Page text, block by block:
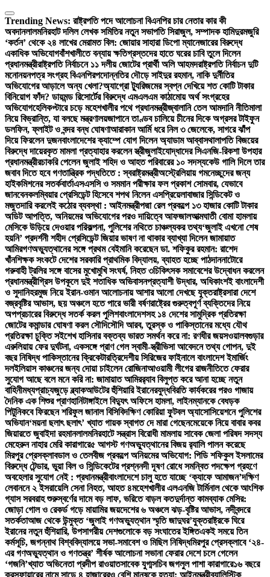
Skip
to
content
Trending News: রাষ্ট্রপতি পদে আলোচনা বিএনপির চার নেতার কার কী
অবদানলালমনিরহাট দলিল লেখক সমিতির নতুন সভাপতি সিরাজুল, সম্পাদক হামিদুরমজুরি
‘কর্তন’ থেকে ২৪ লাখের মেরামত বিল: জোয়ার সাহারা ডিপো ম্যানেজারের বিরুদ্ধে
একাধিক অভিযোগবাঁশখালীতে বন্যায় ক্ষতিগ্রস্তদের হাতে ঘরের চাবি তুলে দিলেন
প্রধানমন্ত্রীরাষ্ট্রপতি নির্বাচনে ১১ দলীয় জোটের প্রার্থী অলি আহমদরাষ্ট্রপতি নির্বাচন দুটি
মনোনয়নপত্র সংগ্রহ বিএনপিরপদোন্নতির দৌড়ে সাইদুর রহমান, নাকি দুর্নীতির
অভিযোগের আড়ালে অন্য খেলা?অ্যাগ্রো ট্যুরিজমের স্বপ্ন দেখিয়ে শত কোটি টাকার
বিনিয়োগ ফাঁদ? ডায়মন্ড রিসোর্টের বিরুদ্ধে এমএলএম কাঠামোয় অর্থ সংগ্রহের
অভিযোগহেলিকপ্টারে চড়ে মহেশখালীর পথে প্রধানমন্ত্রীজ্বালানি তেল আমদানি নীতিমালা
নিয়ে বিভ্রান্তি, যা বলছে মন্ত্রণালয়জাপানে তাণ্ডব চালিয়ে চীনের দিকে অগ্রসর টাইফুন
ডলফিন, ফ্লাইট ও বন্দর বন্ধ ঘোষণাআরাকান আর্মি ধরে নিল ৩ জেলেকে, সাগরে ঝাঁপ
দিয়ে ফিরলেন দুজনবাংলাদেশের ক্যাম্পে যোগ দিলেন অ্যাডাম আব্বাসথালাপতি বিজয়ের
বিরুদ্ধে দায়েরকৃত মামলা প্রত্যাহার করলেন স্ত্রীজুলাইযোদ্ধাদের সিএনজি-রিকশা উপহার
প্রধানমন্ত্রীরচাকরি পেলেন জুলাই শহিদ ও আহত পরিবারের ১০ সদস্যকেউ গালি দিলে তার
জবাব দিতে হবে গণতান্ত্রিক পদ্ধতিতে : স্বরাষ্ট্রমন্ত্রীঅস্ট্রেলিয়ায় গমনেচ্ছুদের জন্য
হাইকমিশনের সতর্কবার্তাএসএসসি ও সমমান পরীক্ষার ফল প্রকাশ সোমবার, যেভাবে
জানবেনকলম্বিয়ার প্রেসিডেন্ট হিসেবে শপথ নিলেন এসপ্রিয়েলাবাজার সিন্ডিকেট ও
মজুতদারি করলেই কঠোর ব্যবস্থা : আইনমন্ত্রীপদ্মা রেল প্রকল্পে ১৩ হাজার কোটি টাকার
অডিট আপত্তি, অনিয়মের অভিযোগের পরও দায়িত্বে আফজালআত্মঘাতী বোমা হামলায়
মেসিকে উড়িয়ে দেওয়ার পরিকল্পনা, পুলিশের নথিতে চাঞ্চল্যকর তথ্য‘জুলাই এখনো শেষ
হয়নি’ প্রদর্শনী শহীদ প্রেসিডেন্ট জিয়ার ভাষণ না থাকার ব্যাখ্যা দিলেন জামায়াত
আমিরগণঅভ্যুত্থানের সঙ্গে প্রথম বেইমানি করেছেন ডা. শফিকুর রহমান: রাশেদ
খাঁনশিক্ষক সংকটে দেশের সরকারি প্রাথমিক বিদ্যালয়, ব্যাহত হচ্ছে পাঠদাননাটোরে
গরুবাহী ট্রলির সঙ্গে বাসের মুখোমুখি সংঘর্ষ, নিহত ৩চিকিৎসক সমাবেশের উদ্বোধন করলেন
প্রধানমন্ত্রীগ্রিস উপকূলে দুই শতাধিক অভিবাসনপ্রত্যাশী উদ্ধার, অধিকাংশই বাংলাদেশী
ও সুদানিহরমুজ নিয়ে ইরান-ওমান আলোচনায় আশার আলো দেখছে যুক্তরাষ্ট্রসারা দেশে
বজ্রবৃষ্টির আভাস, ছয় অঞ্চলে হতে পারে ভারী বর্ষণরাষ্ট্রের গুরুত্বপূর্ণ ব্যক্তিদের নিয়ে
অপপ্রচারের বিরুদ্ধে সতর্ক করল পুলিশবাংলাদেশসহ ১৪ দেশের সামুদ্রিক প্রতিরক্ষা
জোটের কমান্ডার ঘোষণা করল সৌদিসৌদি আরব, তুরস্ক ও পাকিস্তানের মধ্যে যৌথ
প্রতিরক্ষা চুক্তি সইশেখ হাসিনার বক্তব্য ভারত সমর্থন করে না: রণধীর জয়সওয়ালবগুড়ার
এরুলিয়ায় ফের দুর্ঘটনা, একসঙ্গে প্রাণ গেল স্বামী-স্ত্রীভিসা আবেদনে তথ্য গোপন, দুই
বছর নিষিদ্ধ পাকিস্তানের ক্রিকেটারত্রিদেশীয় সিরিজের ফাইনালে বাংলাদেশ ইমার্জিং
দলইলিয়াস কাঞ্চনের জন্য দোয়া চাইলেন রোজিনাআওয়ামী লীগের রাজনীতিতে ফেরার
সুযোগ আছে বলে মনে করি না: জামায়াত আমিরর‍্যাব বিলুপ্ত করে আনা হচ্ছে নতুন
বাহিনীমধ্যপ্রাচ্যজুড়ে ব্ল্যাকআউটের হুঁশিয়ারি ইরানেরযুদ্ধবিরতি কার্যকরের পরও গাজায়
দৈনিক এক শিশুর প্রাণহানিটাঙ্গাইলে বিদ্যুৎ অফিসে হামলা, লাইনম্যানকে বেধড়ক
পিটুনিকবে ফিরছেন শরিফুল জানাল বিসিবিদক্ষিণ কোরিয়া ফুটবল অ্যাসোসিয়েশনে পুলিশের
অভিযান‘ময়না ছলাৎ ছলাৎ’ খ্যাত গায়ক স্বাগত দে মারা গেছেনমেয়েকে নিয়ে বাবার কবর
জিয়ারতে জুবাইদা রহমানলালমনিরহাটে সন্ত্রাস বিরোধী মামলায় সাবেক জেলা পরিষদ সদস্য
মেহেরুন নাহার মেরি কারাগারে৫ আগস্ট গণঅভ্যুত্থানের বিজয় র‍্যালি পালন করেছে
মিরপুর প্রেসক্লাবডাল ও তেলবীজ প্রকল্পে অনিয়মের অভিযোগ: পিডি শফিকুল ইসলামের
বিরুদ্ধে টেন্ডার, ভুয়া বিল ও সিন্ডিকেটের প্রশ্ননদী দূষণ রোধে সমন্বিত পদক্ষেপ গ্রহণে
অবহেলার সুযোগ নেই : প্রধানমন্ত্রীবাংলাদেশে চালু হতে যাচ্ছে ‘ক্যাফে আমাজন’দক্ষিণ
লেবাননে ২ ইসরায়েলি সেনা নিহত, আহত ৪মহেশখালীর এলএনজি টার্মিনাল থেকে আংশিক
গ্যাস সরবরাহ শুরুস্বর্ণের দামে বড় লাফ, ভরিতে বাড়ল কতদুর্দান্ত কামব্যাক মেসির:
জোড়া গোল ও রেকর্ড গড়ে মায়ামির জয়দেশের ৬ অঞ্চলে ঝড়-বৃষ্টির আভাস, নদীবন্দরে
সতর্কতাআজ থেকে উন্মুক্ত ‘জুলাই গণঅভ্যুত্থান স্মৃতি জাদুঘর’যুক্তরাষ্ট্রকে ঘিরে
ইরানের নতুন হুঁশিয়ারি, উপসাগরীয় দেশগুলোকে বড় সংঘাতের ইঙ্গিতএকই সময়ে তিন
কর্মসূচি, জগন্নাথ বিশ্ববিদ্যালয়ে সভা-সমাবেশ ও মিছিল নিষিদ্ধমিরপুর প্রেসক্লাবে ‘২৪-
এর গণঅভ্যুত্থান ও গণতন্ত্র’ শীর্ষক আলোচনা সভানা ফেরার দেশে চলে গেলেন
‘গজনি’খ্যাত অভিনেতা প্রদীপ রাওয়াতসাবেক যুগ্মসচিব জগলুল পাশা কারাগারে১৬ বছরে
ক্রসফায়ারের নামে সাড়ে ৪ হাজারেরও বেশি মানুষকে হত্যা: আইনমন্ত্রীব্যালিস্টিক